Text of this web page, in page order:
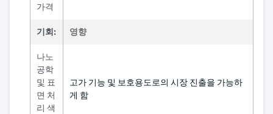
가격
기회: 영향
나노
공학
및 표
면 처
리 색
고가 기능 및 보호용도로의 시장 진출을 가능하
게 함